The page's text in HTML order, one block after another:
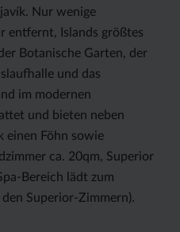
Nur wenige
entfernt, Islands größtes
Botanische Garten, der
und das
im modernen
und bieten neben
einen Föhn sowie
ca. 20qm, Superior
Bereich lädt zum
Superior-Zimmern).